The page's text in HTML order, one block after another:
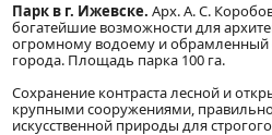
Парк в г. Ижевске. Арх. А. С.
богатейшие возможности для
огромному водоему и обрамленный
города. Площадь парка 100 га.
Сохранение контраста лесной и
крупными сооружениями,
искусственной природы для